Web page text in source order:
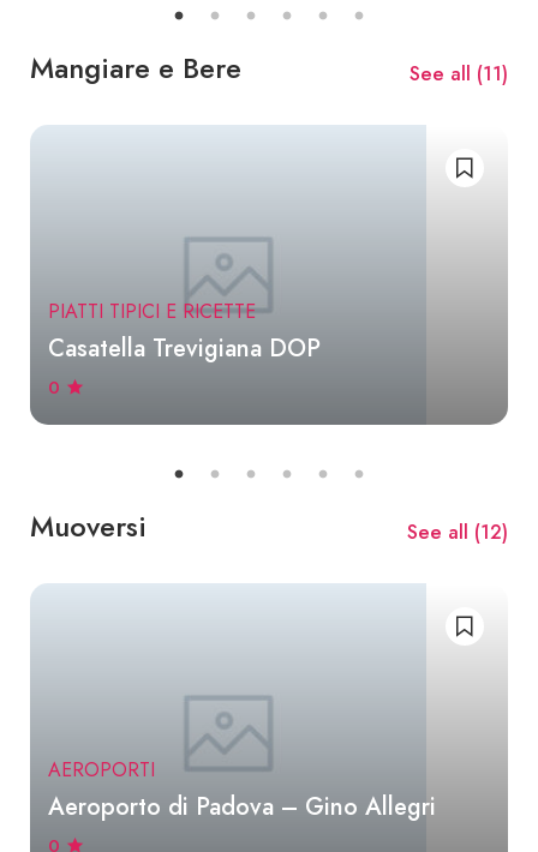
Mangiare e Bere See all (11)
PIATTI TIPICI E RICETTE
Casatella Trevigiana DOP
0
Muoversi See all (12)
AEROPORTI
Aeroporto di Padova – Gino Allegri
0